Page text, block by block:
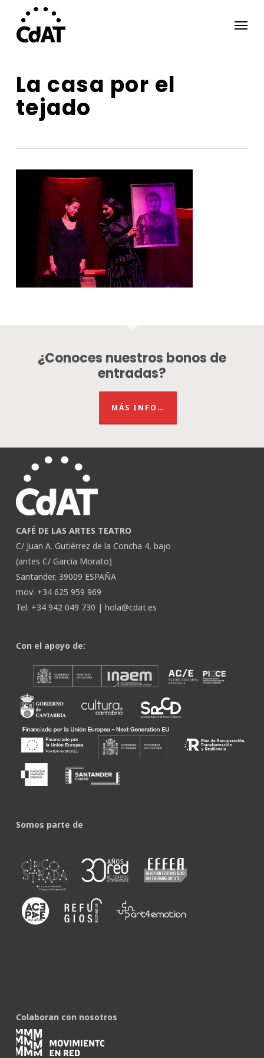
main
Menu
La casa por el
tejado
¿Conoces nuestros bonos de
entradas?
MÁS INFO…
CAFÉ DE LAS ARTES TEATRO
C/ Juan A. Gutiérrez de la Concha 4, bajo
(antes C/ García Morato)
Santander, 39009 ESPAÑA
mov: +34 625 959 969
Tel: +34 942 049 730 | hola@cdat.es
Con el apoyo de:
Somos parte de
Colaboran con nosotros